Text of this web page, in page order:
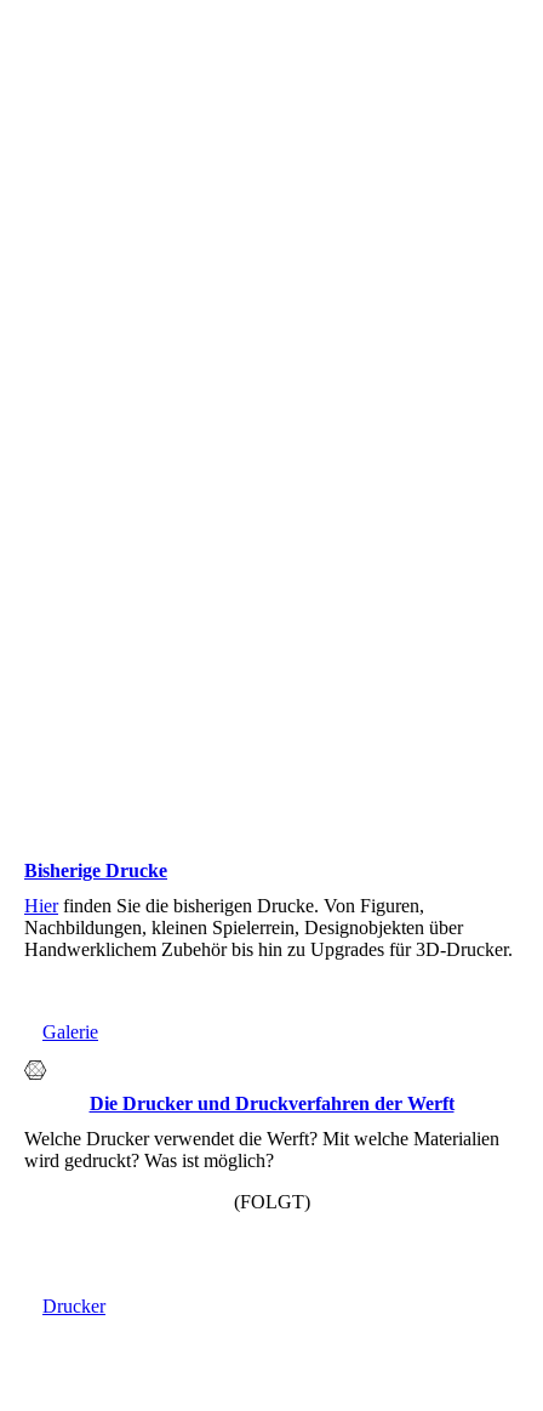
Bisherige Drucke
Hierfinden Sie die bisherigen Drucke. Von Figuren,
Nachbildungen, kleinen Spielerrein, Designobjekten über
Handwerklichem Zubehör bis hin zu Upgrades für 3D-Drucker.
Galerie
Die Drucker und Druckverfahren der Werft
Welche Drucker verwendet die Werft? Mit welche Materialien
wird gedruckt? Was ist möglich?
(FOLGT)
Drucker